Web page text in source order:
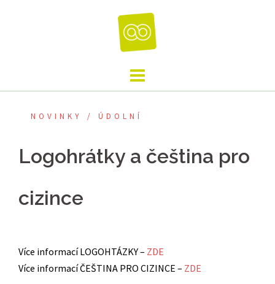
NOVINKY / ÚDOLNÍ
Logohrátky a čeština pro
cizince
Více informací LOGOHTÁZKY – ZDE
Více informací ČEŠTINA PRO CIZINCE – ZDE